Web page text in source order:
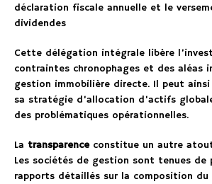
déclaration fiscale annuelle et le
dividendes
Cette délégation intégrale libère
contraintes chronophages et des aléas
gestion immobilière directe. Il peut
sa stratégie d’allocation d’actifs
des problématiques opérationnelles.
La transparenceconstitue un autre
Les sociétés de gestion sont tenues de
rapports détaillés sur la composition du